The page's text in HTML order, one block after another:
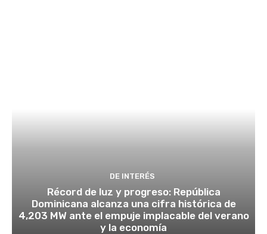
DE INTERÉS
Récord de luz y progreso: República
Dominicana alcanza una cifra histórica de
4,203 MW ante el empuje implacable del verano
y la economía